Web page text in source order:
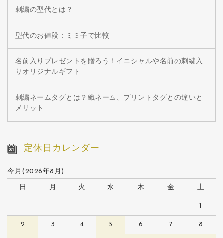
刺繍の型代とは？
型代のお値段：ミミ子で比較
名前入りプレゼントを贈ろう！イニシャルや名前の刺繍入
りオリジナルギフト
刺繍ネームタグとは？織ネーム、プリントタグとの違いと
メリット
定休日カレンダー
今月(2026年8月)
日 月 火 水 木 金 土
1
2 3 4 5 6 7 8